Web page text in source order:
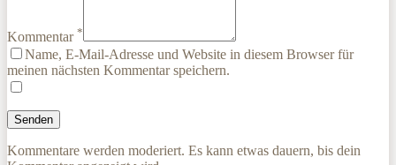
Kommentar *
Name, E-Mail-Adresse und Website in diesem Browser für
meinen nächsten Kommentar speichern.
Kommentare werden moderiert. Es kann etwas dauern, bis dein